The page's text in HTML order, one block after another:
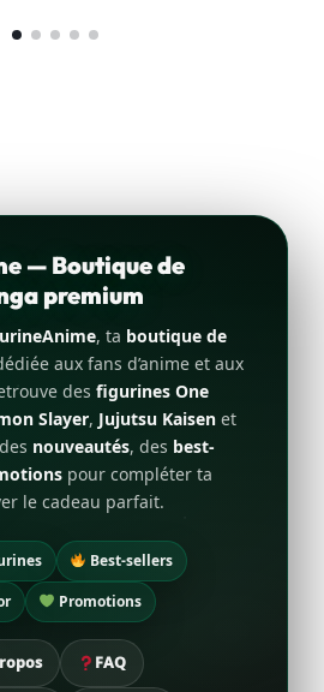
— Boutique de
premium
, ta boutique de
aux fans d’anime et aux
des figurines One
Slayer, Jujutsu Kaisen et
nouveautés, des best-
pour compléter ta
le cadeau parfait.
Best-sellers
Promotions
FAQ